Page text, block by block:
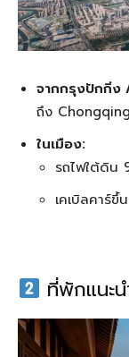
จากกรุงปักกิ่ง
ถึง
ในเมือง:
รถไฟใต้ดิน
เคเบิลคาร์
ที่พักแนะน